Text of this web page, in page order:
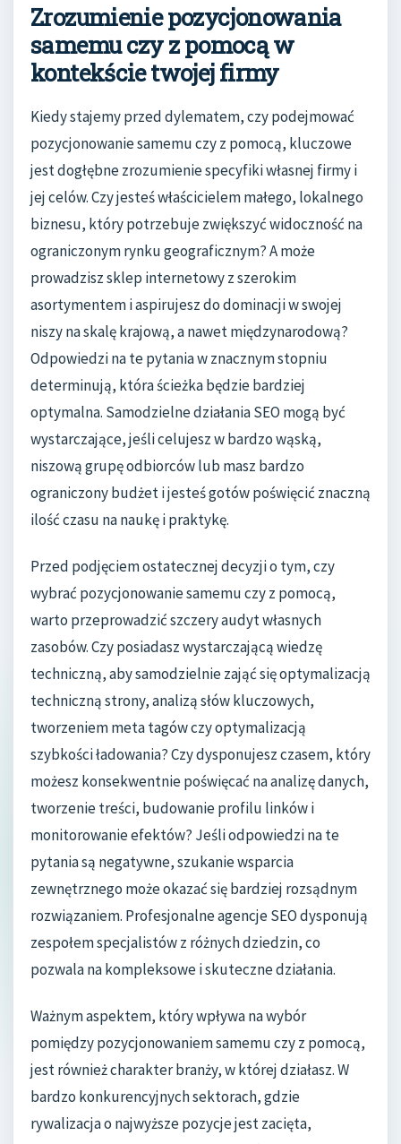
Zrozumienie pozycjonowania
samemu czy z pomocą w
kontekście twojej firmy
Kiedy stajemy przed dylematem, czy podejmować
pozycjonowanie samemu czy z pomocą, kluczowe
jest dogłębne zrozumienie specyfiki własnej firmy i
jej celów. Czy jesteś właścicielem małego, lokalnego
biznesu, który potrzebuje zwiększyć widoczność na
ograniczonym rynku geograficznym? A może
prowadzisz sklep internetowy z szerokim
asortymentem i aspirujesz do dominacji w swojej
niszy na skalę krajową, a nawet międzynarodową?
Odpowiedzi na te pytania w znacznym stopniu
determinują, która ścieżka będzie bardziej
optymalna. Samodzielne działania SEO mogą być
wystarczające, jeśli celujesz w bardzo wąską,
niszową grupę odbiorców lub masz bardzo
ograniczony budżet i jesteś gotów poświęcić znaczną
ilość czasu na naukę i praktykę.
Przed podjęciem ostatecznej decyzji o tym, czy
wybrać pozycjonowanie samemu czy z pomocą,
warto przeprowadzić szczery audyt własnych
zasobów. Czy posiadasz wystarczającą wiedzę
techniczną, aby samodzielnie zająć się optymalizacją
techniczną strony, analizą słów kluczowych,
tworzeniem meta tagów czy optymalizacją
szybkości ładowania? Czy dysponujesz czasem, który
możesz konsekwentnie poświęcać na analizę danych,
tworzenie treści, budowanie profilu linków i
monitorowanie efektów? Jeśli odpowiedzi na te
pytania są negatywne, szukanie wsparcia
zewnętrznego może okazać się bardziej rozsądnym
rozwiązaniem. Profesjonalne agencje SEO dysponują
zespołem specjalistów z różnych dziedzin, co
pozwala na kompleksowe i skuteczne działania.
Ważnym aspektem, który wpływa na wybór
pomiędzy pozycjonowaniem samemu czy z pomocą,
jest również charakter branży, w której działasz. W
bardzo konkurencyjnych sektorach, gdzie
rywalizacja o najwyższe pozycje jest zacięta,